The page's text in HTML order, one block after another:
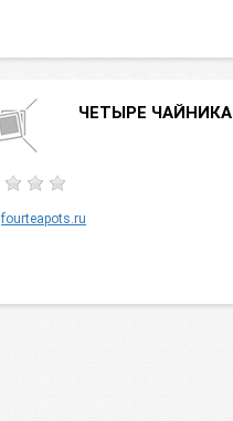
ЧЕТЫРЕ ЧАЙНИКА
fourteapots.ru